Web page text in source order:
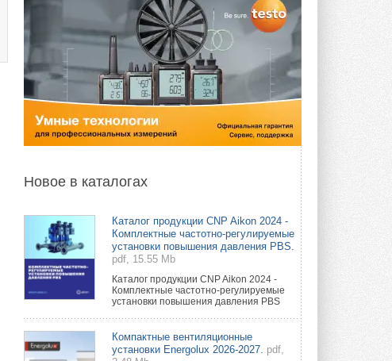
Новое в каталогах
Каталог продукции CNP Aikon 2024 -
Комплектные частотно-регулируемые
установки повышения давления PBS.
pdf, 15.55 Mb
Каталог продукции CNP Aikon 2024 -
Комплектные частотно-регулируемые
установки повышения давления PBS
Компактные вентиляционные
установки Energolux 2026-2027. pdf,